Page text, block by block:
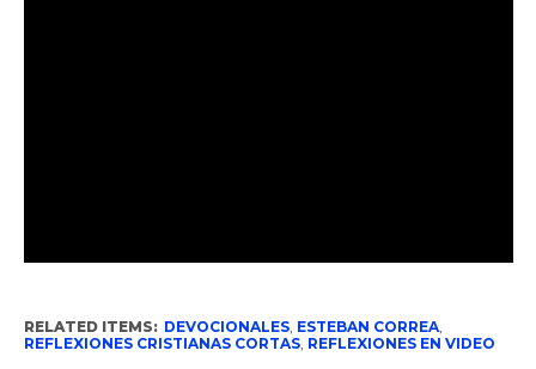
RELATED ITEMS: DEVOCIONALES, ESTEBAN CORREA,
REFLEXIONES CRISTIANAS CORTAS, REFLEXIONES EN VIDEO